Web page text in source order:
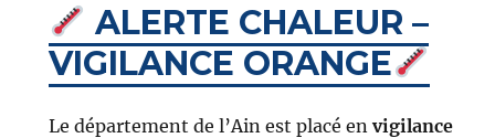
ALERTE CHALEUR –
VIGILANCE ORANGE
Le département de l’Ain est placé en vigilance